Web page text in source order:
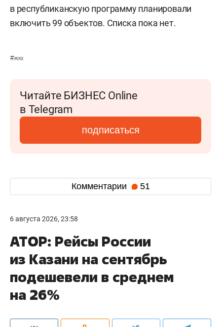
в республиканскую программу планировали
включить 99 объектов. Списка пока нет.
#жкх
Читайте БИЗНЕС Online
в Telegram
подписаться
Комментарии 51
6 августа 2026, 23:58
АТОР: Рейсы России
из Казани на сентябрь
подешевели в среднем
на 26%